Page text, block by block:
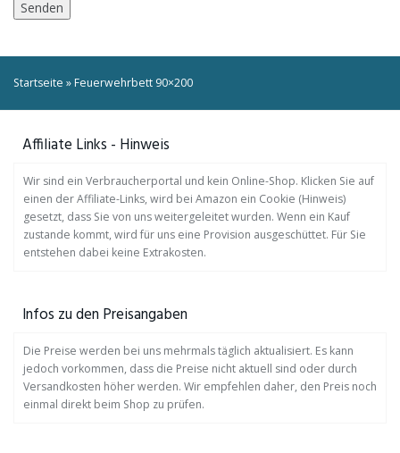
Startseite »Feuerwehrbett 90×200
Affiliate Links - Hinweis
Wir sind ein Verbraucherportal und kein Online-Shop. Klicken Sie auf
einen der Affiliate-Links, wird bei Amazon ein Cookie (Hinweis)
gesetzt, dass Sie von uns weitergeleitet wurden. Wenn ein Kauf
zustande kommt, wird für uns eine Provision ausgeschüttet. Für Sie
entstehen dabei keine Extrakosten.
Infos zu den Preisangaben
Die Preise werden bei uns mehrmals täglich aktualisiert. Es kann
jedoch vorkommen, dass die Preise nicht aktuell sind oder durch
Versandkosten höher werden. Wir empfehlen daher, den Preis noch
einmal direkt beim Shop zu prüfen.